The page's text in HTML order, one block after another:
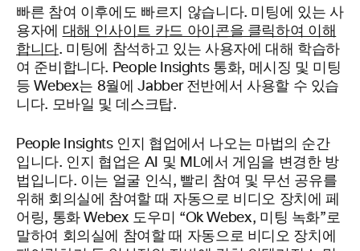
빠른 참여 이후에도 빠르지 않습니다. 미팅에 있는 사
용자에 대해 인사이트 카드 아이콘을 클릭하여 이해
합니다. 미팅에 참석하고 있는 사용자에 대해 학습하
여 준비합니다. People Insights 통화, 메시징 및 미팅
등 Webex는 8월에 Jabber 전반에서 사용할 수 있습
니다. 모바일 및 데스크탑.
People Insights 인지 협업에서 나오는 마법의 순간
입니다. 인지 협업은 AI 및 ML에서 게임을 변경한 방
법입니다. 이는 얼굴 인식, 빨리 참여 및 무선 공유를
위해 회의실에 참여할 때 자동으로 비디오 장치에 페
어링, 통화 Webex 도우미 “Ok Webex, 미팅 녹화”로
말하여 회의실에 참여할 때 자동으로 비디오 장치에